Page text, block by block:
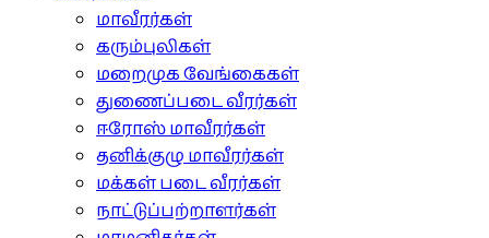
மாவீரர்கள்
கரும்புலிகள்
மறைமுக வேங்கைகள்
துணைப்படை வீரர்கள்
ஈரோஸ் மாவீரர்கள்
தனிக்குழு மாவீரர்கள்
மக்கள் படை வீரர்கள்
நாட்டுப்பற்றாளர்கள்